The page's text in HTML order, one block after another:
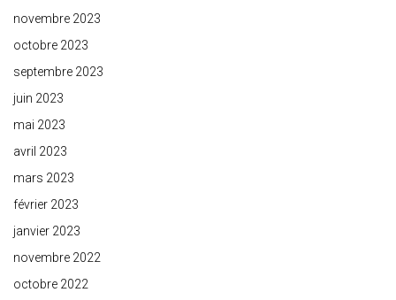
novembre 2023
octobre 2023
septembre 2023
juin 2023
mai 2023
avril 2023
mars 2023
février 2023
janvier 2023
novembre 2022
octobre 2022